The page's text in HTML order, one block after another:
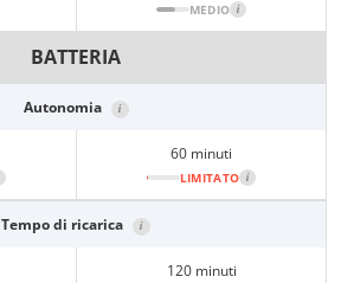
MEDIO i
BATTERIA
Autonomia i
60 minuti
LIMITATO i
Tempo di ricarica i
120 minuti